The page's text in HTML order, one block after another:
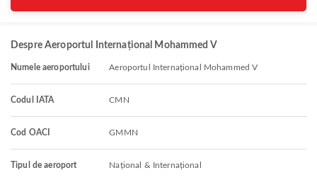
Despre Aeroportul Internațional Mohammed V
Numele aeroportului Aeroportul Internațional Mohammed V
Codul IATA CMN
Cod OACI GMMN
Tipul de aeroport Național & Internațional